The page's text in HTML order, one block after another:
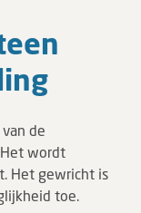
de
wordt
Het gewricht is
toe.